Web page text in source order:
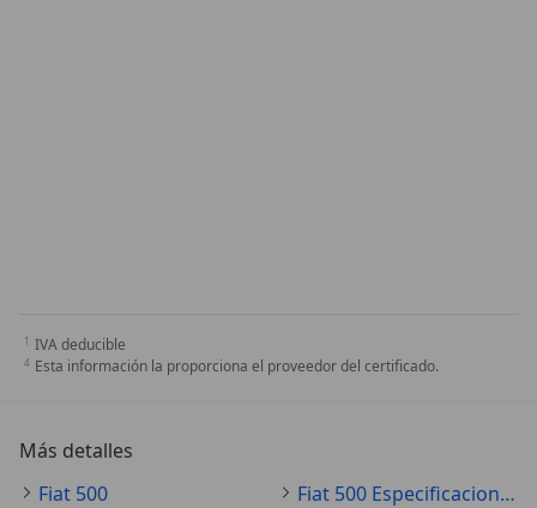
IVA deducible
Esta información la proporciona el proveedor del certificado.
Más detalles
Fiat 500
Fiat 500 Especificaciones técnicas